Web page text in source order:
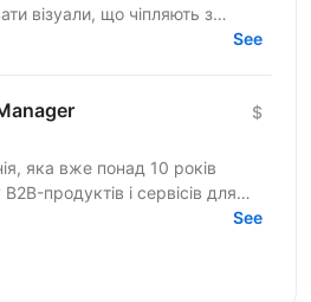
візуали, що чіпляють з
працюють на результат.
See
$
яка вже понад 10 років
продуктів і сервісів для
інноваційні ігрові
See